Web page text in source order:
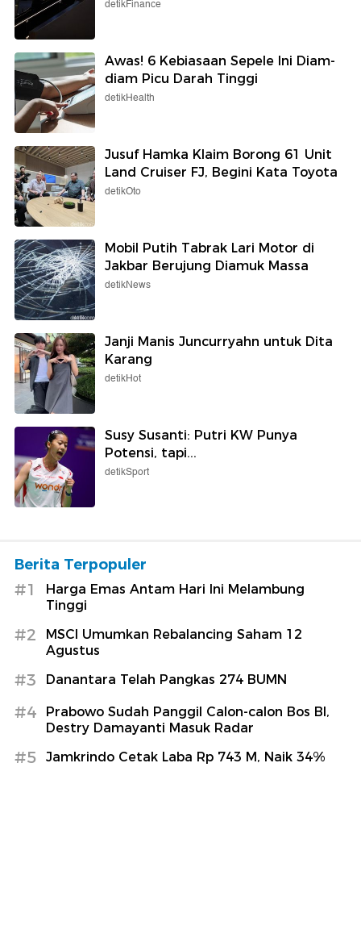
detikFinance
Awas! 6 Kebiasaan Sepele Ini Diam-
diam Picu Darah Tinggi
detikHealth
Jusuf Hamka Klaim Borong 61 Unit
Land Cruiser FJ, Begini Kata Toyota
detikOto
Mobil Putih Tabrak Lari Motor di
Jakbar Berujung Diamuk Massa
detikNews
Janji Manis Juncurryahn untuk Dita
Karang
detikHot
Susy Susanti: Putri KW Punya
Potensi, tapi...
detikSport
Berita Terpopuler
#1
Harga Emas Antam Hari Ini Melambung
Tinggi
#2
MSCI Umumkan Rebalancing Saham 12
Agustus
#3 Danantara Telah Pangkas 274 BUMN
#4
Prabowo Sudah Panggil Calon-calon Bos BI,
Destry Damayanti Masuk Radar
#5 Jamkrindo Cetak Laba Rp 743 M, Naik 34%